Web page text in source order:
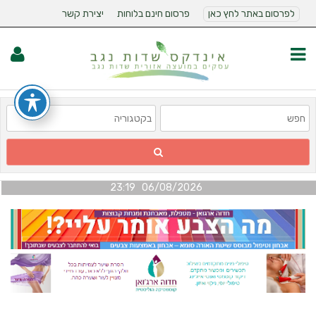
לפרסום באתר לחץ כאן פרסום חינם בלוחות יצירת קשר
06/08/2026 23:19